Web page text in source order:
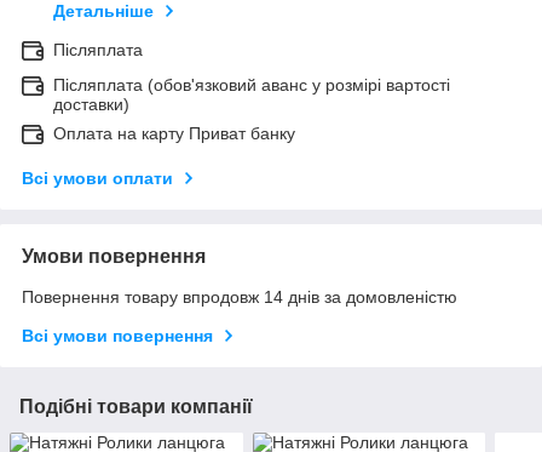
Детальніше
Післяплата
Післяплата (обов'язковий аванс у розмірі вартості
доставки)
Оплата на карту Приват банку
Всі умови оплати
Умови повернення
Повернення товару впродовж 14 днів за домовленістю
Всі умови повернення
Подібні товари компанії